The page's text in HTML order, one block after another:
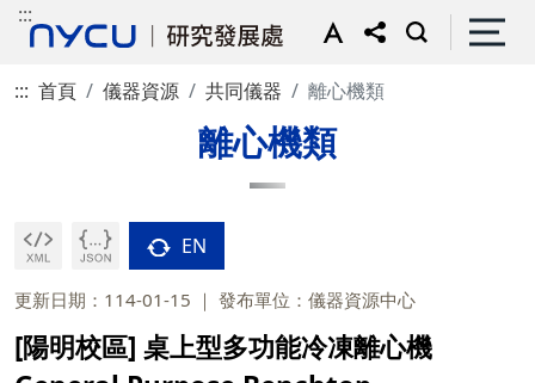
:::
::: 首頁 儀器資源 共同儀器 離心機類
離心機類
EN
更新日期：114-01-15 發布單位：儀器資源中心
[陽明校區] 桌上型多功能冷凍離心機